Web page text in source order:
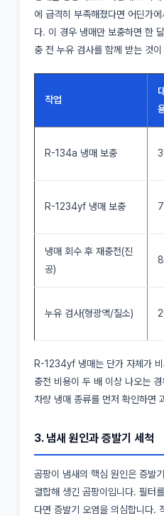
에 급격히 부족해졌다면 어딘가
다. 이 경우 냉매만 보충하면 한
충 전 누유 검사를 함께 받는 것
작업
R-134a 냉매 보충
R-1234yf 냉매 보충
냉매 회수 후 재충전(진
공)
누유 검사(형광액/질소)
R-1234yf 냉매는 단가 자체가
충전 비용이 두 배 이상 나오는
차량 냉매 종류를 먼저 확인하면
3. 냄새 원인과 증발기 세척
곰팡이 냄새의 핵심 원인은 증발
결합해 생긴 곰팡이입니다. 필터
다면 증발기 오염을 의심합니다.